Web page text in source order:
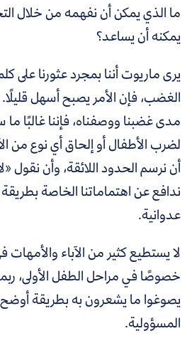
ما الذي يمكن أن نفهمه من خلال
يمكنه أن يساعد؟
يرى ماريوت أننا بمجرد عثورنا على
الغضب، فإن الأمر يصبح أسهل قليلًا.
مدى غضبنا ووصفناه، فإننا غالبًا
لضرب الأطفال أو إلحاق أي نوع من
أن نرسم الحدود اللائقة، وأن نقول
ندافع عن اهتماماتنا الخاصة بطريقة
عدوانية.
لا يستطيع كثير من الآباء
خصوصًا في مراحل الطفل الأولى،
يصوغوا ما يشعرون به بطريقة أوضح:
المسؤولية.